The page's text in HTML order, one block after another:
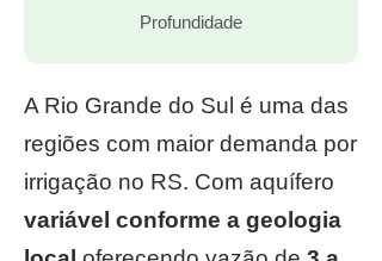
Profundidade
A Rio Grande do Sul é uma das
regiões com maior demanda por
irrigação no RS. Com aquífero
variável conforme a geologia